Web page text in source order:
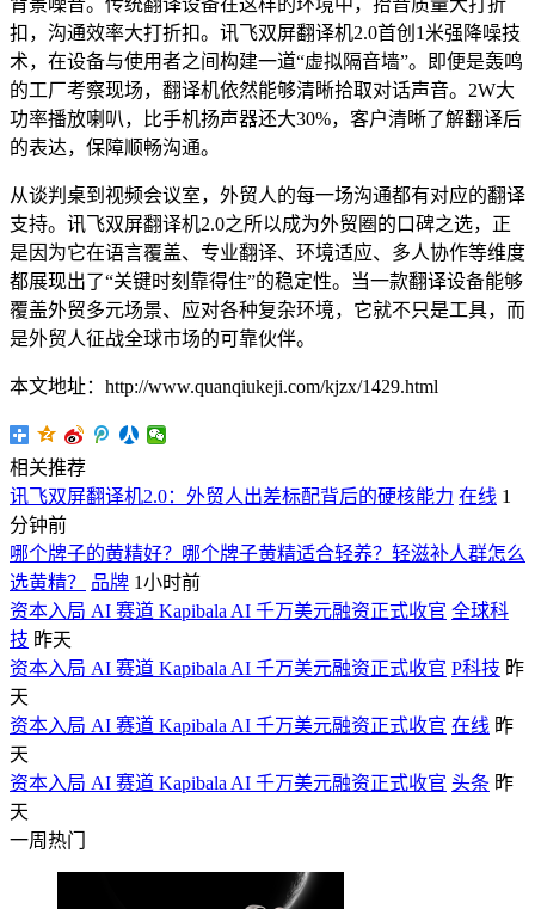
背景噪音。传统翻译设备在这样的环境中，拾音质量大打折
扣，沟通效率大打折扣。讯飞双屏翻译机2.0首创1米强降噪技
术，在设备与使用者之间构建一道“虚拟隔音墙”。即便是轰鸣
的工厂考察现场，翻译机依然能够清晰拾取对话声音。2W大
功率播放喇叭，比手机扬声器还大30%，客户清晰了解翻译后
的表达，保障顺畅沟通。
从谈判桌到视频会议室，外贸人的每一场沟通都有对应的翻译
支持。讯飞双屏翻译机2.0之所以成为外贸圈的口碑之选，正
是因为它在语言覆盖、专业翻译、环境适应、多人协作等维度
都展现出了“关键时刻靠得住”的稳定性。当一款翻译设备能够
覆盖外贸多元场景、应对各种复杂环境，它就不只是工具，而
是外贸人征战全球市场的可靠伙伴。
本文地址：http://www.quanqiukeji.com/kjzx/1429.html
相关推荐
讯飞双屏翻译机2.0：外贸人出差标配背后的硬核能力 在线 1
分钟前
哪个牌子的黄精好？哪个牌子黄精适合轻养？轻滋补人群怎么
选黄精？
品牌 1小时前
资本入局 AI 赛道 Kapibala AI 千万美元融资正式收官 全球科
技 昨天
资本入局 AI 赛道 Kapibala AI 千万美元融资正式收官 P科技 昨
天
资本入局 AI 赛道 Kapibala AI 千万美元融资正式收官 在线 昨
天
资本入局 AI 赛道 Kapibala AI 千万美元融资正式收官 头条 昨
天
一周热门